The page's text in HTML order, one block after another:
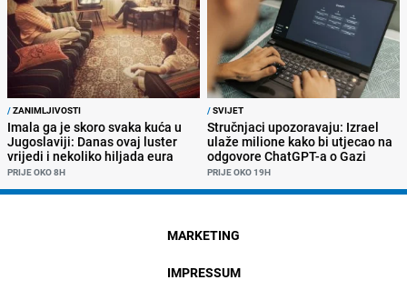
/ZANIMLJIVOSTI
Imala ga je skoro svaka kuća u
Jugoslaviji: Danas ovaj luster
vrijedi i nekoliko hiljada eura
PRIJE OKO 8H
/SVIJET
Stručnjaci upozoravaju: Izrael
ulaže milione kako bi utjecao na
odgovore ChatGPT-a o Gazi
PRIJE OKO 19H
MARKETING
IMPRESSUM